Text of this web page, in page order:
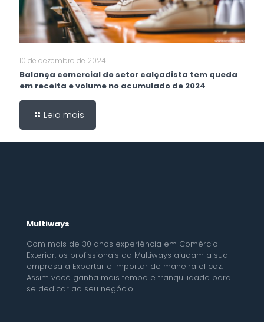
10 de dezembro de 2024
Balança comercial do setor calçadista tem queda
em receita e volume no acumulado de 2024
Leia mais
Multiways
Com mais de 30 anos experiência em Comércio
Exterior, os profissionais da Multiways ajudam a sua
empresa a Exportar e Importar de maneira eficaz.
Assim você ganha mais tempo e tranquilidade para
se dedicar ao seu negócio.